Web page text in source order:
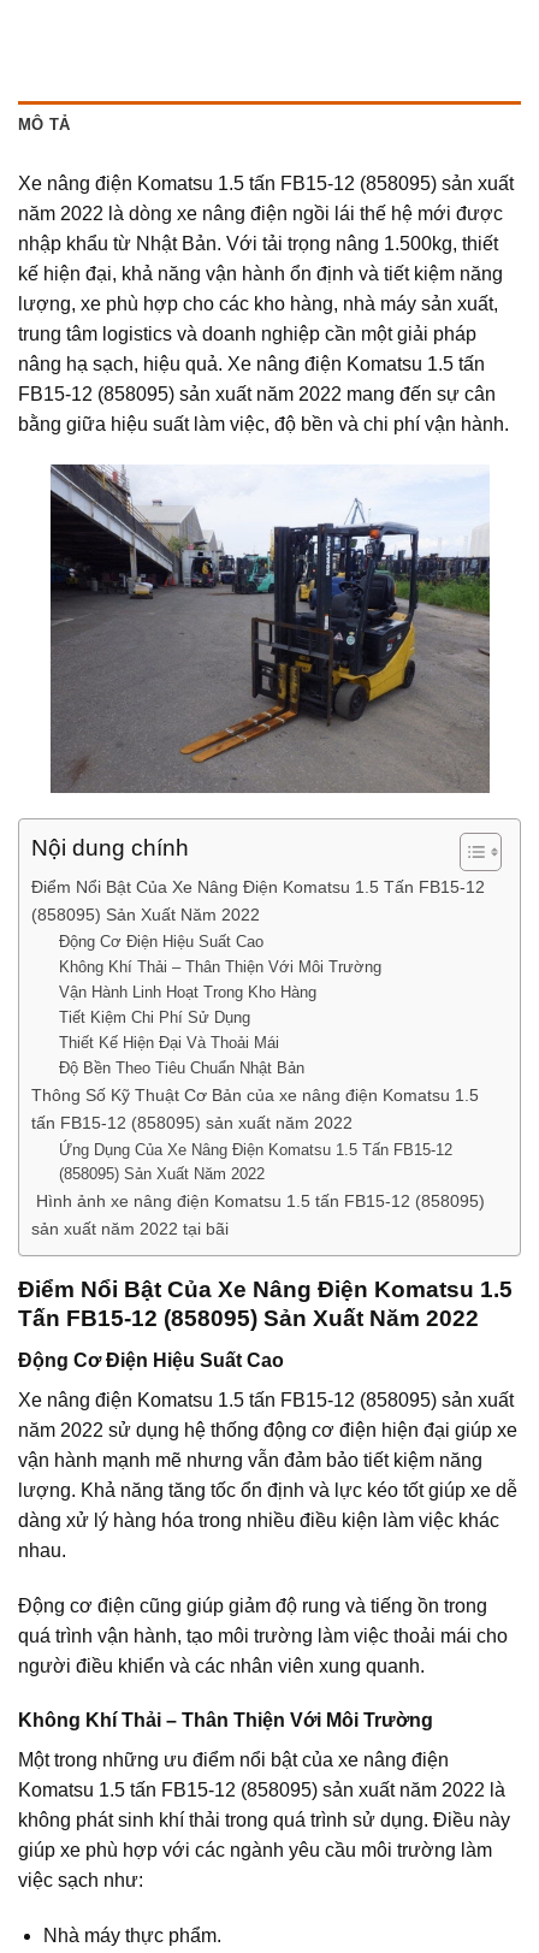
MÔ TẢ
Xe nâng điện Komatsu 1.5 tấn FB15-12 (858095) sản xuất
năm 2022 là dòng xe nâng điện ngồi lái thế hệ mới được
nhập khẩu từ Nhật Bản. Với tải trọng nâng 1.500kg, thiết
kế hiện đại, khả năng vận hành ổn định và tiết kiệm năng
lượng, xe phù hợp cho các kho hàng, nhà máy sản xuất,
trung tâm logistics và doanh nghiệp cần một giải pháp
nâng hạ sạch, hiệu quả. Xe nâng điện Komatsu 1.5 tấn
FB15-12 (858095) sản xuất năm 2022 mang đến sự cân
bằng giữa hiệu suất làm việc, độ bền và chi phí vận hành.
Nội dung chính
Điểm Nổi Bật Của Xe Nâng Điện Komatsu 1.5 Tấn FB15-12
(858095) Sản Xuất Năm 2022
Động Cơ Điện Hiệu Suất Cao
Không Khí Thải – Thân Thiện Với Môi Trường
Vận Hành Linh Hoạt Trong Kho Hàng
Tiết Kiệm Chi Phí Sử Dụng
Thiết Kế Hiện Đại Và Thoải Mái
Độ Bền Theo Tiêu Chuẩn Nhật Bản
Thông Số Kỹ Thuật Cơ Bản của xe nâng điện Komatsu 1.5
tấn FB15-12 (858095) sản xuất năm 2022
Ứng Dụng Của Xe Nâng Điện Komatsu 1.5 Tấn FB15-12
(858095) Sản Xuất Năm 2022
Hình ảnh xe nâng điện Komatsu 1.5 tấn FB15-12 (858095)
sản xuất năm 2022 tại bãi
Điểm Nổi Bật Của Xe Nâng Điện Komatsu 1.5
Tấn FB15-12 (858095) Sản Xuất Năm 2022
Động Cơ Điện Hiệu Suất Cao
Xe nâng điện Komatsu 1.5 tấn FB15-12 (858095) sản xuất
năm 2022 sử dụng hệ thống động cơ điện hiện đại giúp xe
vận hành mạnh mẽ nhưng vẫn đảm bảo tiết kiệm năng
lượng. Khả năng tăng tốc ổn định và lực kéo tốt giúp xe dễ
dàng xử lý hàng hóa trong nhiều điều kiện làm việc khác
nhau.
Động cơ điện cũng giúp giảm độ rung và tiếng ồn trong
quá trình vận hành, tạo môi trường làm việc thoải mái cho
người điều khiển và các nhân viên xung quanh.
Không Khí Thải – Thân Thiện Với Môi Trường
Một trong những ưu điểm nổi bật của xe nâng điện
Komatsu 1.5 tấn FB15-12 (858095) sản xuất năm 2022 là
không phát sinh khí thải trong quá trình sử dụng. Điều này
giúp xe phù hợp với các ngành yêu cầu môi trường làm
việc sạch như:
Nhà máy thực phẩm.